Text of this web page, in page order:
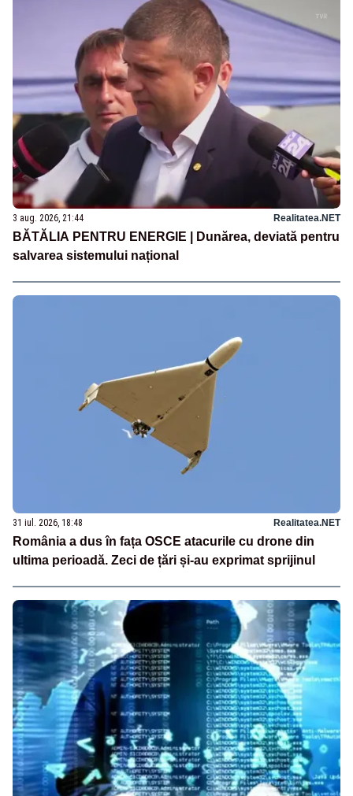
3 aug. 2026, 21:44 Realitatea.NET
BĂTĂLIA PENTRU ENERGIE | Dunărea, deviată pentru
salvarea sistemului național
31 iul. 2026, 18:48 Realitatea.NET
România a dus în fața OSCE atacurile cu drone din
ultima perioadă. Zeci de țări și-au exprimat sprijinul